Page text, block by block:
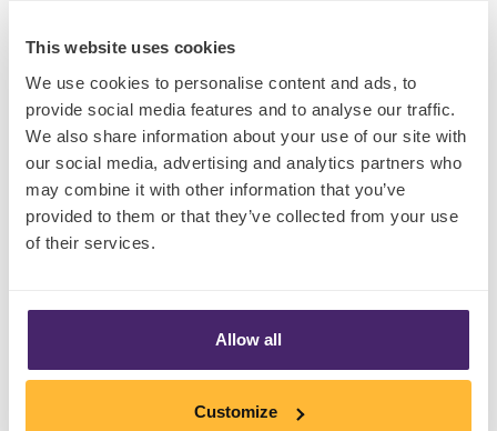
This website uses cookies
We use cookies to personalise content and ads, to
provide social media features and to analyse our traffic.
We also share information about your use of our site with
our social media, advertising and analytics partners who
may combine it with other information that you’ve
provided to them or that they’ve collected from your use
of their services.
Allow all
Customize
4. 草莓味Rice Krispies（美国）
Rice Krispies 凭借标志性的 “咔嚓、噼啪、扑哧” 声
响，堪称声音品牌化的经典代表。草莓口味在这一声音